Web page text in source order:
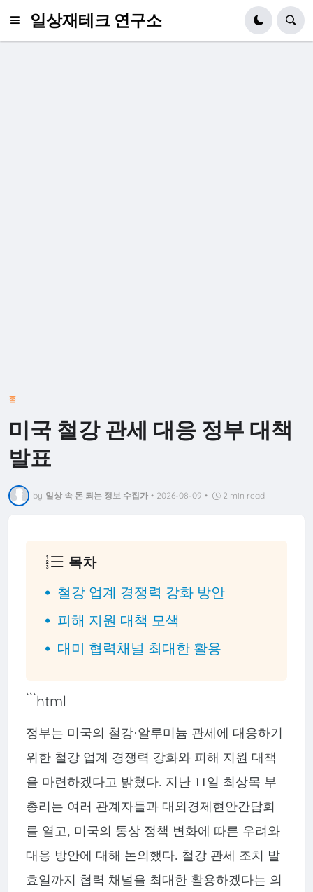
일상재테크 연구소
홈
미국 철강 관세 대응 정부 대책
발표
by 일상 속 돈 되는 정보 수집가 • 2026-08-09 • 2 min read
목차
철강 업계 경쟁력 강화 방안
피해 지원 대책 모색
대미 협력채널 최대한 활용
```html
정부는 미국의 철강·알루미늄 관세에 대응하기
위한 철강 업계 경쟁력 강화와 피해 지원 대책
을 마련하겠다고 밝혔다. 지난 11일 최상목 부
총리는 여러 관계자들과 대외경제현안간담회
를 열고, 미국의 통상 정책 변화에 따른 우려와
대응 방안에 대해 논의했다. 철강 관세 조치 발
효일까지 협력 채널을 최대한 활용하겠다는 의